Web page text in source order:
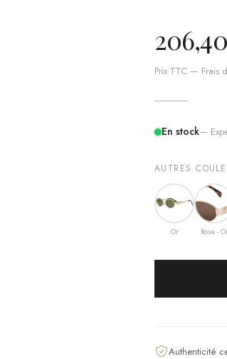
Prix TTC — Frais
En stock—
AUTRES
Or Rose -
Authenticité